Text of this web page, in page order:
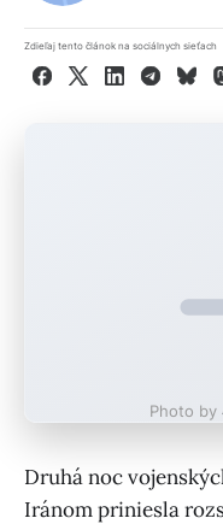
Zdieľaj tento článok na sociálnych sieťach
Facebook
X LinkedIn
Photo by
Druhá noc
Iránom priniesla